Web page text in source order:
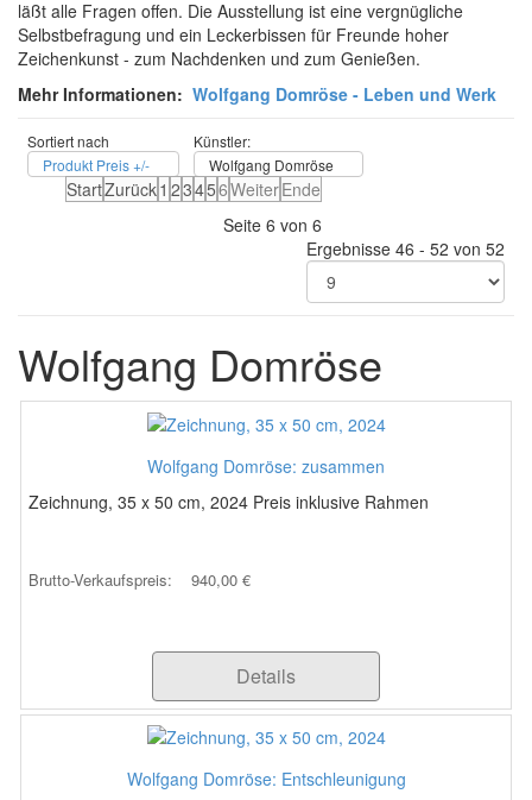
läßt alle Fragen offen. Die Ausstellung ist eine vergnügliche
Selbstbefragung und ein Leckerbissen für Freunde hoher
Zeichenkunst - zum Nachdenken und zum Genießen.
Mehr Informationen: Wolfgang Domröse - Leben und Werk
Sortiert nach
Produkt Preis +/-
Künstler:
Wolfgang Domröse
StartZurück1 23456WeiterEnde
Seite 6 von 6
Ergebnisse 46 - 52 von 52
Wolfgang Domröse
Wolfgang Domröse: zusammen
Zeichnung, 35 x 50 cm, 2024 Preis inklusive Rahmen
Brutto-Verkaufspreis: 940,00 €
Details
Wolfgang Domröse: Entschleunigung